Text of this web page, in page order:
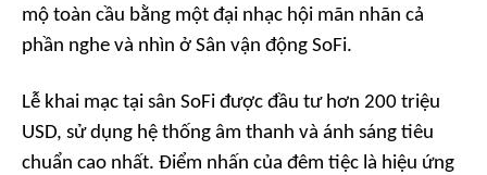
mộ toàn cầu bằng một đại nhạc hội mãn nhãn cả
phần nghe và nhìn ở Sân vận động SoFi.
Lễ khai mạc tại sân SoFi được đầu tư hơn 200 triệu
USD, sử dụng hệ thống âm thanh và ánh sáng tiêu
chuẩn cao nhất. Điểm nhấn của đêm tiệc là hiệu ứng